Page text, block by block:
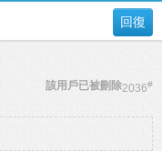
回復
2036#
該用戶已被刪除